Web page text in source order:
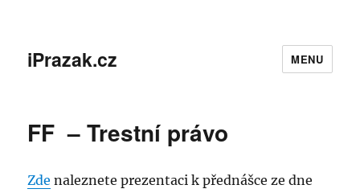
iPrazak.cz MENU
FF – Trestní právo
Zde naleznete prezentaci k přednášce ze dne